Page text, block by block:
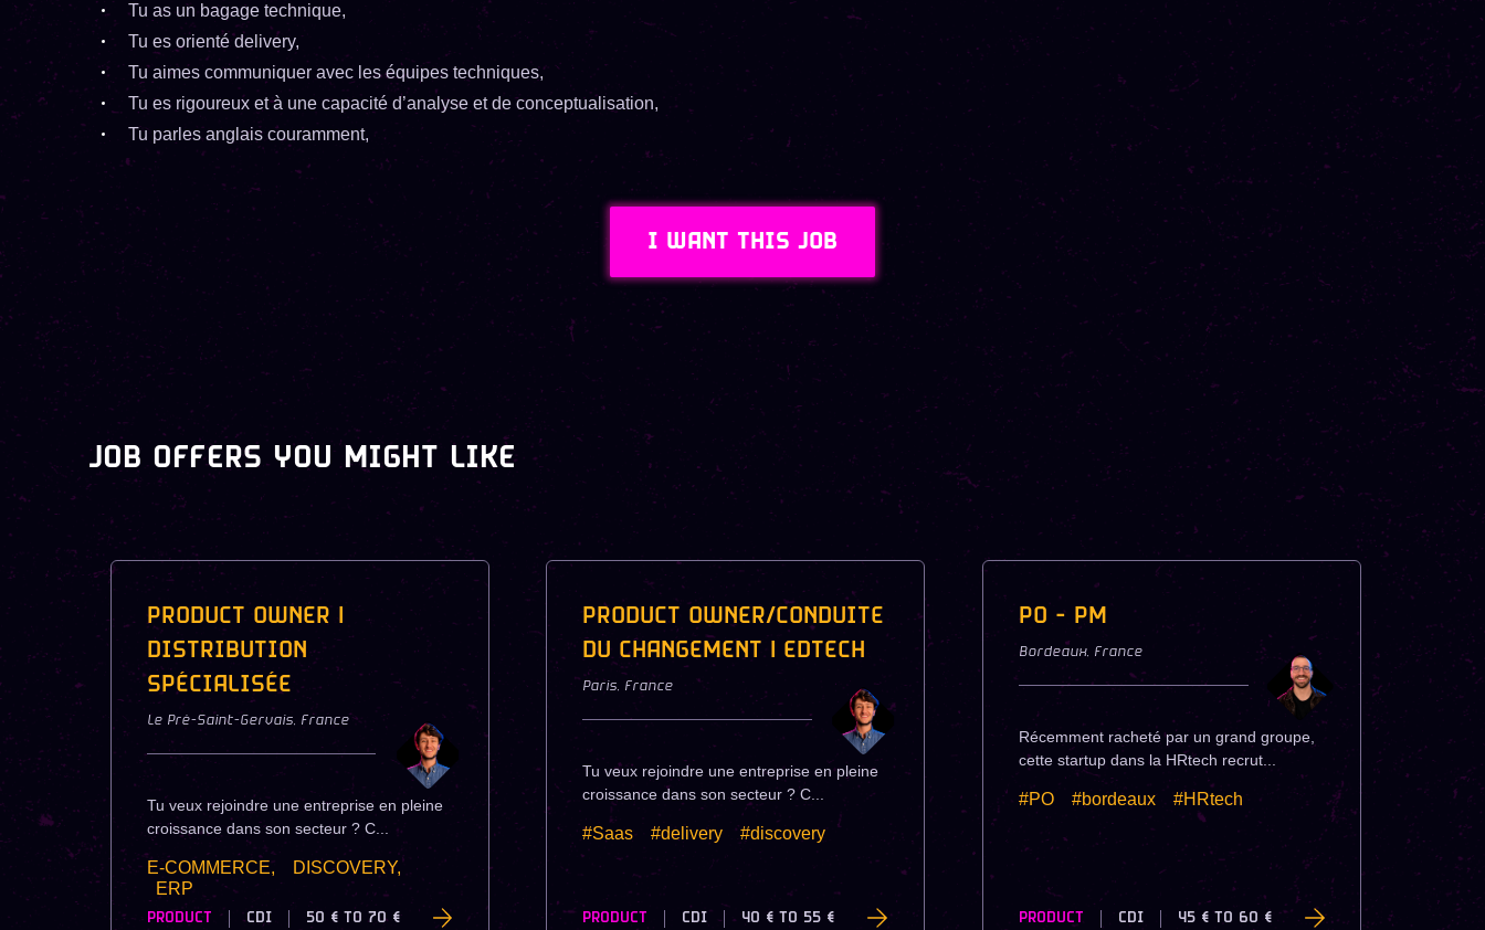
Tu as un bagage technique,
Tu es orienté delivery,
Tu aimes communiquer avec les équipes techniques,
Tu es rigoureux et à une capacité d’analyse et de conceptualisation,
Tu parles anglais couramment,
I WANT THIS JOB
JOB OFFERS YOU MIGHT LIKE
PRODUCT OWNER |
DISTRIBUTION
SPÉCIALISÉE
Le Pré-Saint-Gervais, France
Tu veux rejoindre une entreprise en pleine
croissance dans son secteur ? C...
E-COMMERCE,
DISCOVERY,
ERP
PRODUCT CDI 50 € TO 70 €
PRODUCT OWNER/CONDUITE
DU CHANGEMENT | EDTECH
Paris, France
Tu veux rejoindre une entreprise en pleine
croissance dans son secteur ? C...
#Saas #delivery #discovery
PRODUCT CDI 40 € TO 55 €
PO - PM
Bordeaux, France
Récemment racheté par un grand groupe,
cette startup dans la HRtech recrut...
#PO #bordeaux #HRtech
PRODUCT CDI 45 € TO 60 €